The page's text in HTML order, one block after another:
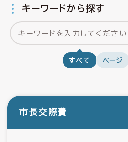
キーワードから探す
すべて ページ
市長交際費